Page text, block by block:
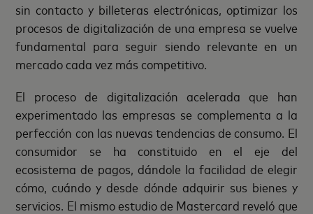
sin contacto y billeteras electrónicas, optimizar los
procesos de digitalización de una empresa se vuelve
fundamental para seguir siendo relevante en un
mercado cada vez más competitivo.
El proceso de digitalización acelerada que han
experimentado las empresas se complementa a la
perfección con las nuevas tendencias de consumo. El
consumidor se ha constituido en el eje del
ecosistema de pagos, dándole la facilidad de elegir
cómo, cuándo y desde dónde adquirir sus bienes y
servicios. El mismo estudio de Mastercard reveló que